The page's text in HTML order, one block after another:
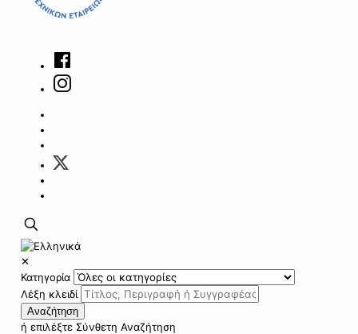
✕
Κατηγορία
Λέξη κλειδί
Αναζήτηση
ή επιλέξτε Σύνθετη Αναζήτηση